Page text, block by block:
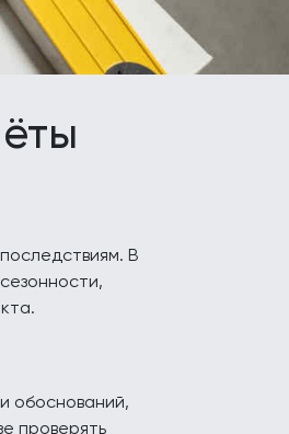
В
обоснований,
проверять